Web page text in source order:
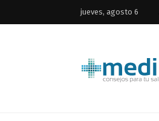
jueves, agosto 6